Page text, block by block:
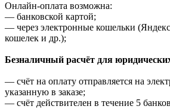
Онлайн-оплата возможна:
— банковской картой;
— через электронные кошельки
кошелек и др.);
Безналичный расчёт для
— счёт на оплату отправляется на
указанную в заказе;
— счёт действителен в течение 5